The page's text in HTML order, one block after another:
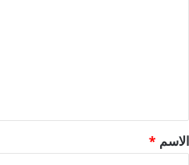
*
الاسم *